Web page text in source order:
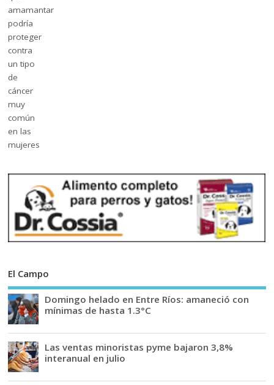
El Campo
Domingo helado en Entre Ríos: amaneció con
mínimas de hasta 1.3°C
Las ventas minoristas pyme bajaron 3,8%
interanual en julio